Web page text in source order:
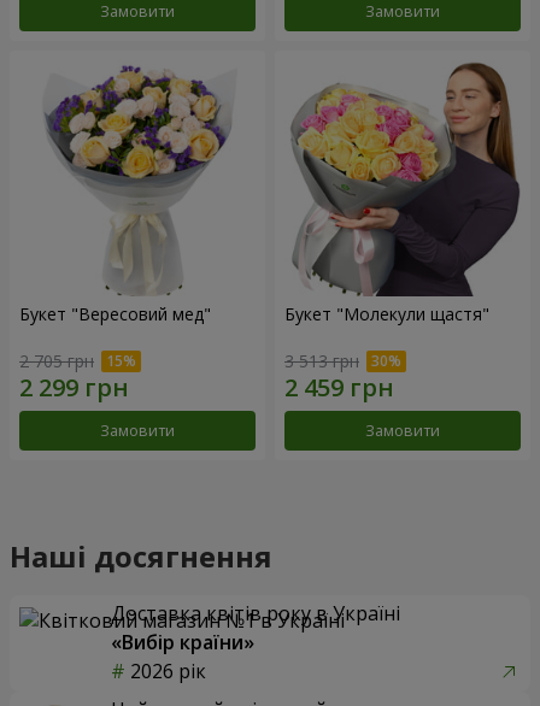
Замовити Замовити
Букет "Вересовий мед"
2 705 грн
Замовити
Букет "Молекули щастя"
3 513 грн
Замовити
Наші досягнення
Доставка квітів року в Україні
«Вибір країни»
2026 рік